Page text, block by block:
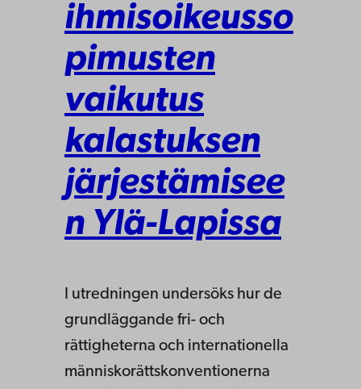
ihmisoikeusso
pimusten
vaikutus
kalastuksen
järjestämisee
n Ylä-Lapissa
I utredningen undersöks hur de
grundläggande fri- och
rättigheterna och internationella
människorättskonventionerna